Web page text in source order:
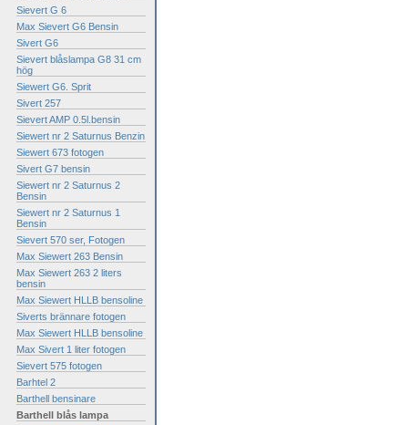
Sievert G 6
Max Sievert G6 Bensin
Sivert G6
Sievert blåslampa G8 31 cm
hög
Siewert G6. Sprit
Sivert 257
Sievert AMP 0.5l.bensin
Siewert nr 2 Saturnus Benzin
Siewert 673 fotogen
Sivert G7 bensin
Siewert nr 2 Saturnus 2
Bensin
Siewert nr 2 Saturnus 1
Bensin
Sievert 570 ser, Fotogen
Max Siewert 263 Bensin
Max Siewert 263 2 liters
bensin
Max Siewert HLLB bensoline
Siverts brännare fotogen
Max Siewert HLLB bensoline
Max Sivert 1 liter fotogen
Sievert 575 fotogen
Barhtel 2
Barthell bensinare
Barthell blås lampa